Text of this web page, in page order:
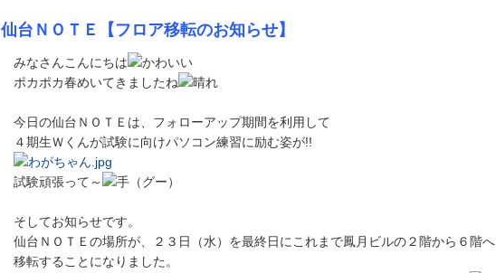
仙台ＮＯＴＥ【フロア移転のお知らせ】
みなさんこんにちは
ポカポカ春めいてきましたね
今日の仙台ＮＯＴＥは、フォローアップ期間を利用して
４期生Ｗくんが試験に向けパソコン練習に励む姿が!!
試験頑張って～
そしてお知らせです。
仙台ＮＯＴＥの場所が、２３日（水）を最終日にこれまで鳳月ビルの２階から６階へ
移転することになりました。